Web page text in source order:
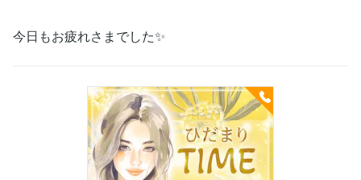
今日もお疲れさまでした✨